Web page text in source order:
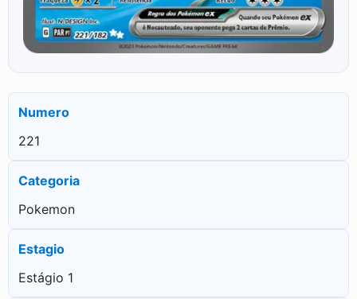
Numero
221
Categoria
Pokemon
Estagio
Estágio 1